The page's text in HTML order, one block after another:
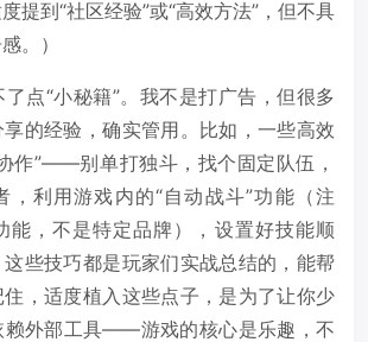
度提到“社区经验”或“高效方法”，但不具
。）
点“小秘籍”。我不是打广告，但很多
的经验，确实管用。比如，一些高效
作”——别单打独斗，找个固定队伍，
，利用游戏内的“自动战斗”功能（注
能，不是特定品牌），设置好技能顺
些技巧都是玩家们实战总结的，能帮
，适度植入这些点子，是为了让你少
赖外部工具——游戏的核心是乐趣，不